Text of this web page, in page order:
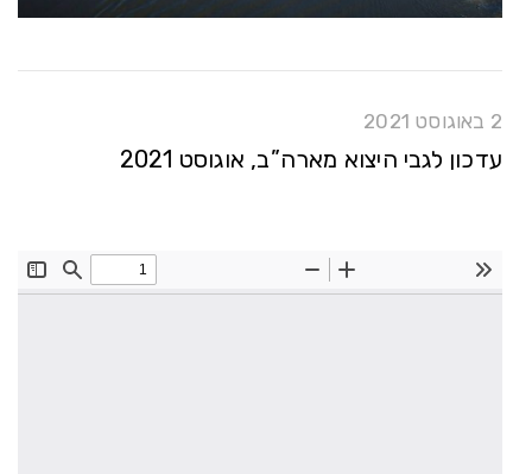
2 באוגוסט 2021
עדכון לגבי היצוא מארה”ב, אוגוסט 2021